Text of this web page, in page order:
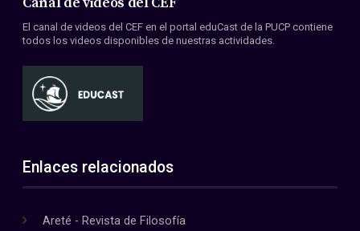
El canal de videos del CEF en el portal eduCast de la PUCP contiene
todos los videos disponibles de nuestras actividades.
Enlaces relacionados
Areté - Revista de Filosofía